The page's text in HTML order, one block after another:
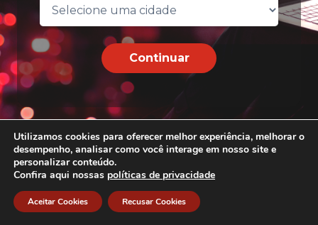
Continuar
Utilizamos cookies para oferecer melhor experiência, melhorar o
desempenho, analisar como você interage em nosso site e
personalizar conteúdo.
Confira aqui nossas políticas de privacidade
Aceitar Cookies Recusar Cookies